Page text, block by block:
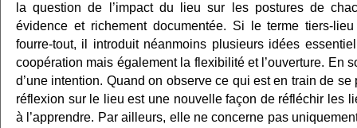
la question de l’impact du lieu sur les postures de
évidence et richement documentée. Si le terme tiers-
fourre-tout, il introduit néanmoins plusieurs idées
coopération mais également la flexibilité et l’ouverture. En
d’une intention. Quand on observe ce qui est en train de
réflexion sur le lieu est une nouvelle façon de réfléchir les
à l’apprendre. Par ailleurs, elle ne concerne pas